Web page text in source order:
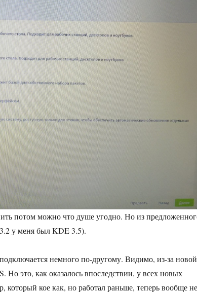
потом можно что душе угодно. Но из
у меня был KDE 3.5).
немного по-другому. Видимо, из-за новой
Но это, как оказалось впоследствии, у всех новых
который кое как, но работал раньше, теперь вообще не